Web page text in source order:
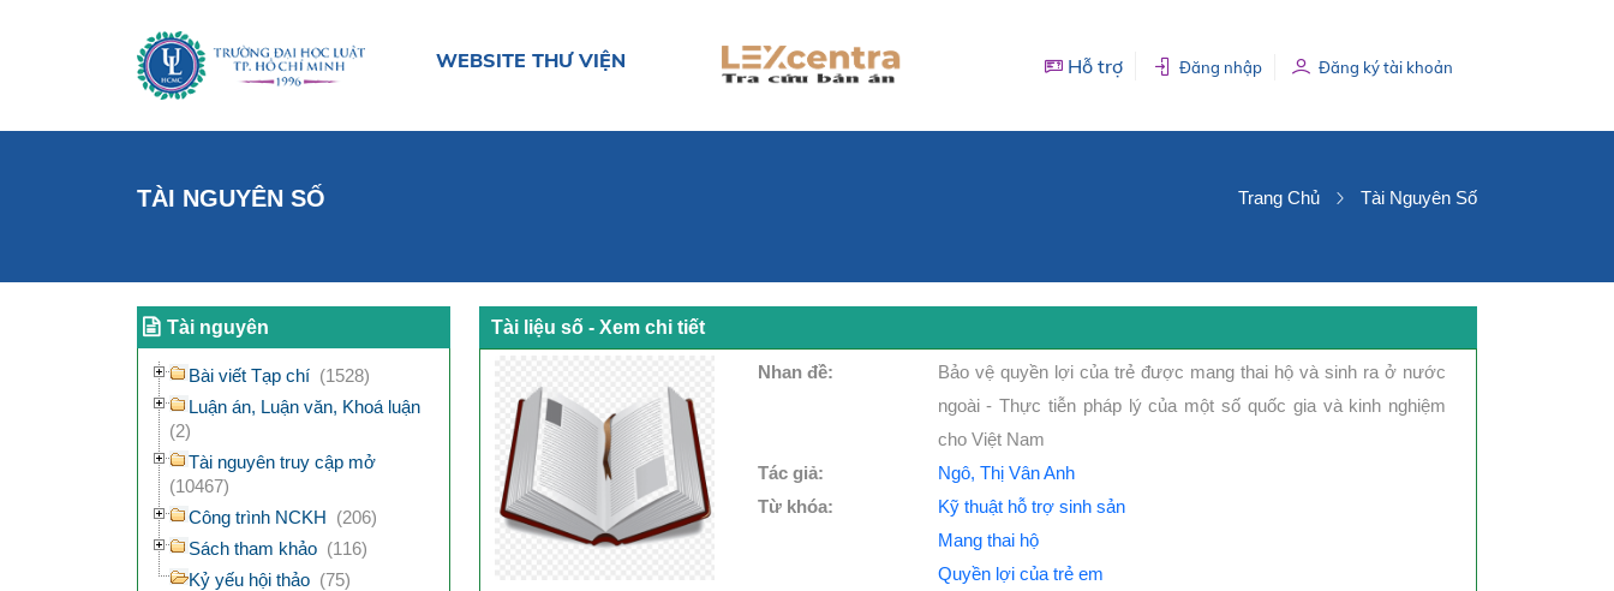
WEBSITE THƯ VIỆN Hỗ trợ Đăng nhập Đăng ký tài khoản
TÀI NGUYÊN SỐ Trang Chủ Tài Nguyên Số
Tài nguyên
Bài viết Tạp chí (1528)
Luận án, Luận văn, Khoá luận
(2)
Tài nguyên truy cập mở
(10467)
Công trình NCKH (206)
Sách tham khảo (116)
Kỷ yếu hội thảo (75)
Tài liệu số - Xem chi tiết
Nhan đề:
Bảo vệ quyền lợi của trẻ được mang thai hộ và sinh ra ở nước
ngoài - Thực tiễn pháp lý của một số quốc gia và kinh nghiệm
cho Việt Nam
Tác giả:
Ngô, Thị Vân Anh
Từ khóa:
Kỹ thuật hỗ trợ sinh sản
Mang thai hộ
Quyền lợi của trẻ em